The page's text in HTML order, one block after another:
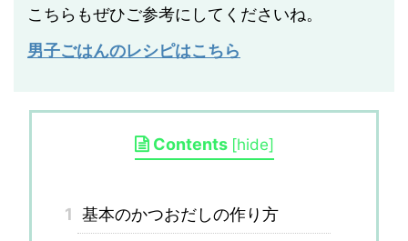
こちらもぜひご参考にしてくださいね。
男子ごはんのレシピはこちら
Contents [hide]
1 基本のかつおだしの作り方